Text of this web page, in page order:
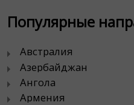
Популярные
Австралия
Азербайджан
Ангола
Армения